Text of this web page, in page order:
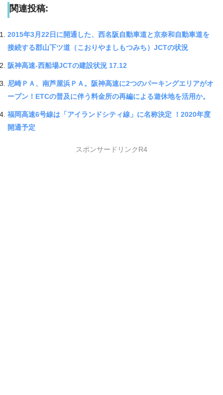
関連投稿:
2015年3月22日に開通した、西名阪自動車道と京奈和自動車道を
接続する郡山下ツ道（こおりやましもつみち）JCTの状況
阪神高速-西船場JCTの建設状況 17.12
尼崎ＰＡ、南芦屋浜ＰＡ。阪神高速に2つのパーキングエリアがオ
ープン！ETCの普及に伴う料金所の再編による遊休地を活用か。
福岡高速6号線は「アイランドシティ線」に名称決定 ！2020年度
開通予定
スポンサードリンクR4